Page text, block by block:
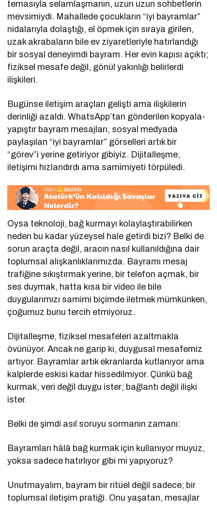
temasıyla selamlaşmanın, uzun uzun sohbetlerin
mevsimiydi. Mahallede çocukların “iyi bayramlar”
nidalarıyla dolaştığı, el öpmek için sıraya girilen,
uzak akrabaların bile ev ziyaretleriyle hatırlandığı
bir sosyal deneyimdi bayram. Her evin kapısı açıktı;
fiziksel mesafe değil, gönül yakınlığı belirlerdi
ilişkileri.
Bugünse iletişim araçları gelişti ama ilişkilerin
derinliği azaldı. WhatsApp’tan gönderilen kopyala-
yapıştır bayram mesajları, sosyal medyada
paylaşılan “iyi bayramlar” görselleri artık bir
“görev”i yerine getiriyor gibiyiz. Dijitalleşme,
iletişimi hızlandırdı ama samimiyeti törpüledi.
Oysa teknoloji, bağ kurmayı kolaylaştırabilirken
neden bu kadar yüzeysel hale getirdi bizi? Belki de
sorun araçta değil, aracın nasıl kullanıldığına dair
toplumsal alışkanlıklarımızda. Bayramı mesaj
trafiğine sıkıştırmak yerine, bir telefon açmak, bir
ses duymak, hatta kısa bir video ile bile
duygularımızı samimi biçimde iletmek mümkünken,
çoğumuz bunu tercih etmiyoruz.
Dijitalleşme, fiziksel mesafeleri azaltmakla
övünüyor. Ancak ne garip ki, duygusal mesafemiz
artıyor. Bayramlar artık ekranlarda kutlanıyor ama
kalplerde eskisi kadar hissedilmiyor. Çünkü bağ
kurmak, veri değil duygu ister; bağlantı değil ilişki
ister.
Belki de şimdi asıl soruyu sormanın zamanı:
Bayramları hâlâ bağ kurmak için kullanıyor muyuz,
yoksa sadece hatırlıyor gibi mi yapıyoruz?
Unutmayalım, bayram bir ritüel değil sadece; bir
toplumsal iletişim pratiği. Onu yaşatan, mesajlar